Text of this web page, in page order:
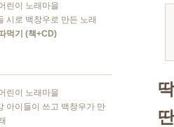
린이 노래마을
시로 백창우로 만든 노래
먹기 (책+CD)
린이 노래마을
아이들이 쓰고 백창우가 만